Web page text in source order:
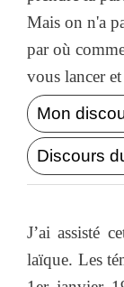
Mais on n'a
par où
vous lancer
Mon
Discours
J’ai assisté
laïque. Les